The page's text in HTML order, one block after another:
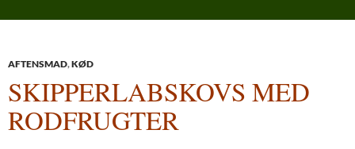
AFTENSMAD,KØD
SKIPPERLABSKOVS MED
RODFRUGTER